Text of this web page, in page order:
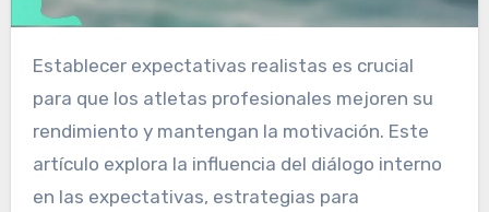
Establecer expectativas realistas es crucial
para que los atletas profesionales mejoren su
rendimiento y mantengan la motivación. Este
artículo explora la influencia del diálogo interno
en las expectativas, estrategias para